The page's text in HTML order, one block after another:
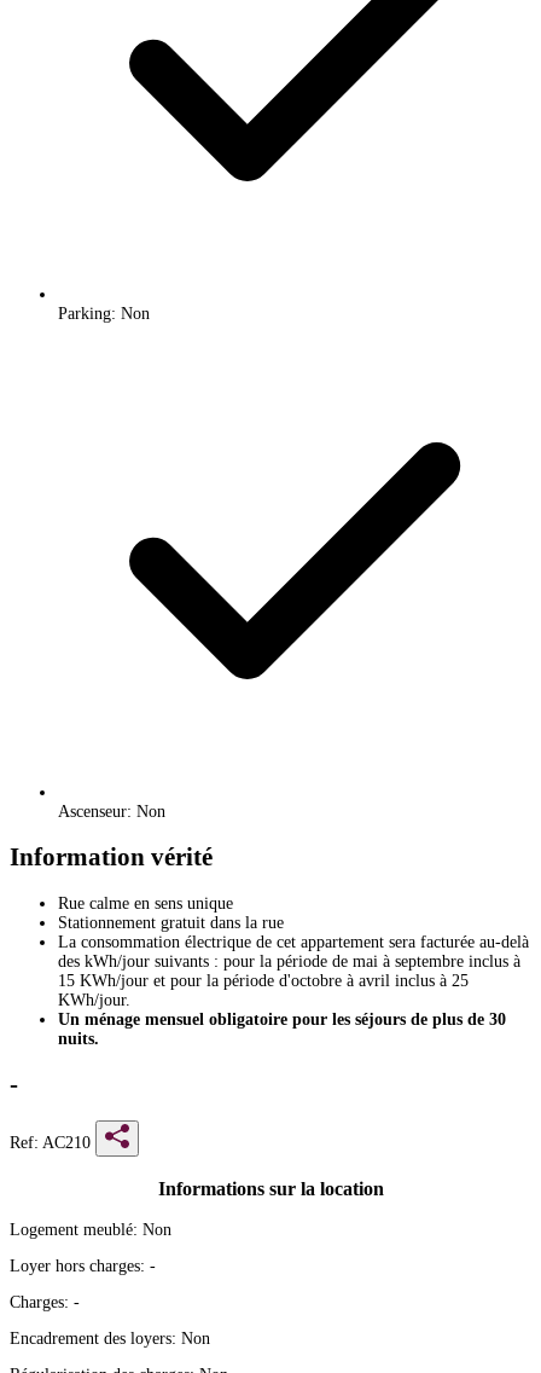
Parking: Non
Ascenseur: Non
Information vérité
Rue calme en sens unique
Stationnement gratuit dans la rue
La consommation électrique de cet appartement sera facturée au-delà
des kWh/jour suivants : pour la période de mai à septembre inclus à
15 KWh/jour et pour la période d'octobre à avril inclus à 25
KWh/jour.
Un ménage mensuel obligatoire pour les séjours de plus de 30
nuits.
-
Ref: AC210
Informations sur la location
Logement meublé: Non
Loyer hors charges: -
Charges: -
Encadrement des loyers: Non